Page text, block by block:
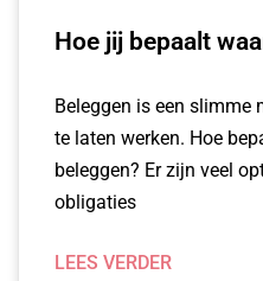
Hoe jij bepaalt
Beleggen is een slimme
te laten werken. Hoe
beleggen? Er zijn veel
obligaties
LEES VERDER